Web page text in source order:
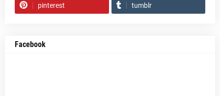
pinterest tumblr
Facebook